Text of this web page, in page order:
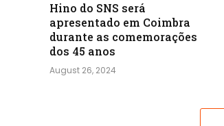
Hino do SNS será
apresentado em Coimbra
durante as comemorações
dos 45 anos
August 26, 2024